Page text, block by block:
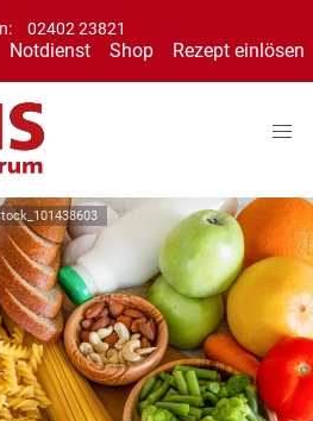
02402 23821
Notdienst Shop Rezept einlösen